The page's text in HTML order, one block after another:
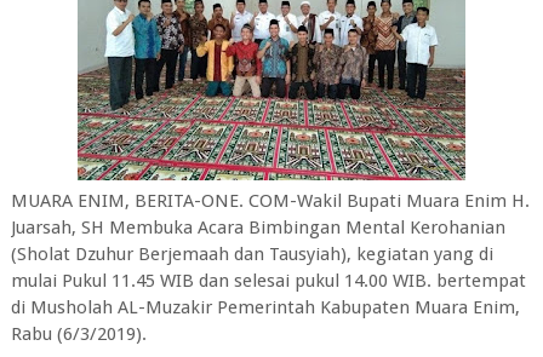
MUARA ENIM, BERITA-ONE. COM-Wakil Bupati Muara Enim H.
Juarsah, SH Membuka Acara Bimbingan Mental Kerohanian
(Sholat Dzuhur Berjemaah dan Tausyiah), kegiatan yang di
mulai Pukul 11.45 WIB dan selesai pukul 14.00 WIB. bertempat
di Musholah AL-Muzakir Pemerintah Kabupaten Muara Enim,
Rabu (6/3/2019).